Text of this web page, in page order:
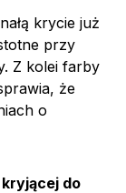
krycie już
przy
Z kolei farby
że
o
do